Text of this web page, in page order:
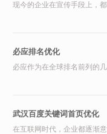
现今的企业在宣传手段上，
必应排名优化
必应作为在全球排名前列的
武汉百度关键词首页优化
在互联网时代，企业都逐渐